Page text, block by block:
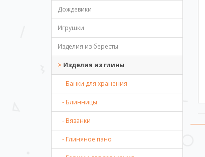
Дождевики
Игрушки
Изделия из бересты
Изделия из глины
- Банки для хранения
- Блинницы
- Вязанки
- Глиняное пано